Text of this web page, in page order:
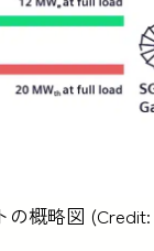
概略図 (Credit: